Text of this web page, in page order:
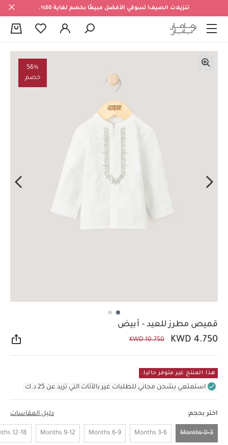
تنزيلات الصيف! تسوقي الأفضل مبيعًا بخصم لغاية 50%.
56%
خصم
قميص مطرز للعيد - أبيض
KWD 4.750
KWD 10.750
هذا المنتج غير متوفر حاليا.
استمتعي بشحن مجاني للطلبات غير بالأثاث التي تزيد عن 25 د.ك
اختر بحجم: دليل المقاسات
0-3 Months
3-6 Months
6-9 Months
9-12 Months
12-18 Months